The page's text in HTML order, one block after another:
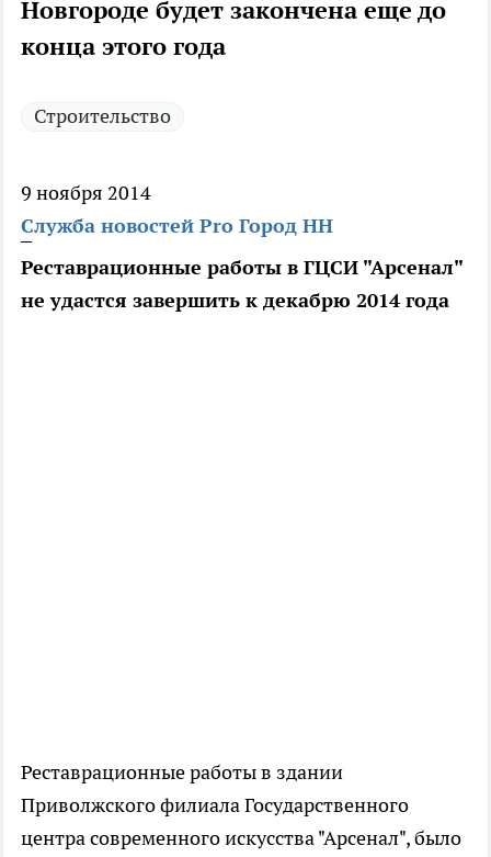
Новгороде будет закончена еще до
конца этого года
Строительство
9 ноября 2014
Служба новостей Pro Город НН
Реставрационные работы в ГЦСИ "Арсенал"
не удастся завершить к декабрю 2014 года
Реставрационные работы в здании
Приволжского филиала Государственного
центра современного искусства "Арсенал", было